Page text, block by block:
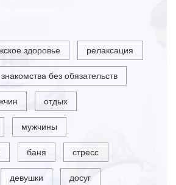
здоровье релаксация
знакомства без обязательств
отдых
мужчины
баня стресс
девушки досуг